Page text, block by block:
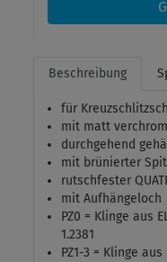
Beschreibung
für
mit matt
durchgehend
mit brünierter
rutschfester
mit Aufhängeloch
PZ0 = Klinge aus
1.2381
PZ1-3 = Klinge